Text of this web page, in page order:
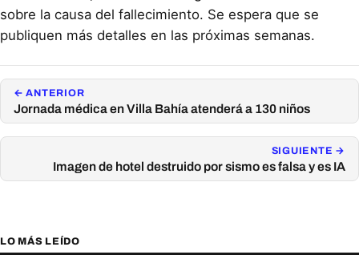
sobre la causa del fallecimiento. Se espera que se
publiquen más detalles en las próximas semanas.
← ANTERIOR
Jornada médica en Villa Bahía atenderá a 130 niños
SIGUIENTE →
Imagen de hotel destruido por sismo es falsa y es IA
LO MÁS LEÍDO